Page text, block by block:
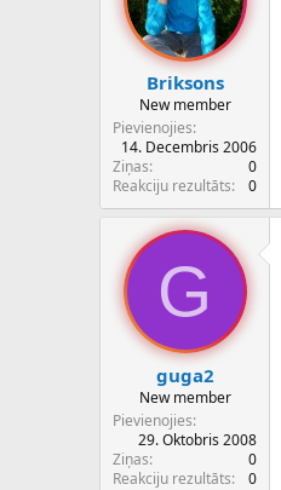
Briksons
New member
Pievienojies
14. Decembris 2006
Ziņas
0
Reakciju rezultāts
0
G
guga2
New member
Pievienojies
29. Oktobris 2008
Ziņas
0
Reakciju rezultāts
0